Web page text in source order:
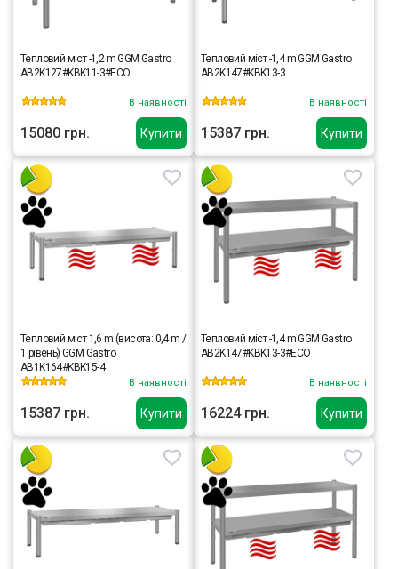
Купити
Тепловий міст -1,2 m GGM Gastro
AB2K127#KBK11-3#ECO
В наявності
15080 грн. Купити
Тепловий міст -1,4 m GGM Gastro
AB2K147#KBK13-3
В наявності
15387 грн.
Купити
Тепловий міст 1,6 m (висота: 0,4 m /
1 рівень) GGM Gastro
AB1K164#KBK15-4
В наявності
15387 грн. Купити
Тепловий міст -1,4 m GGM Gastro
AB2K147#KBK13-3#ECO
В наявності
16224 грн.